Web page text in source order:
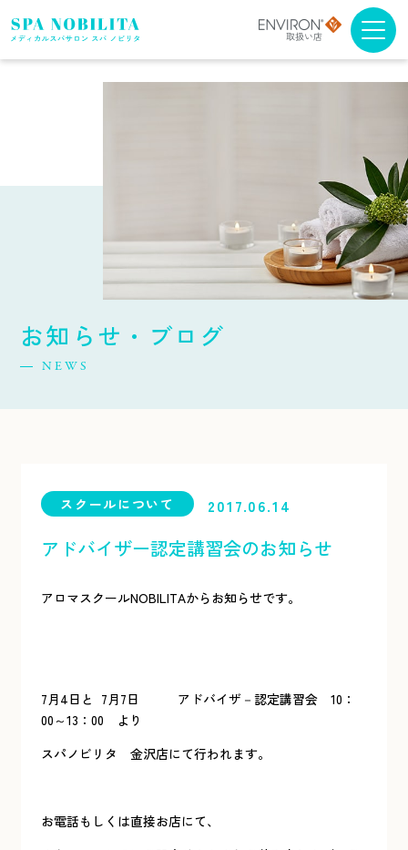
メニュー・料金
スパノビリタについて
取扱商品について
お知らせ・ブログ
NEWS
スクールについて 2017.06.14
アドバイザー認定講習会のお知らせ
アロマスクールNOBILITAからお知らせです。
7月4日と 7月7日 アドバイザ－認定講習会 10：
00～13：00 より
スパノビリタ 金沢店にて行われます。
お電話もしくは直接お店にて、